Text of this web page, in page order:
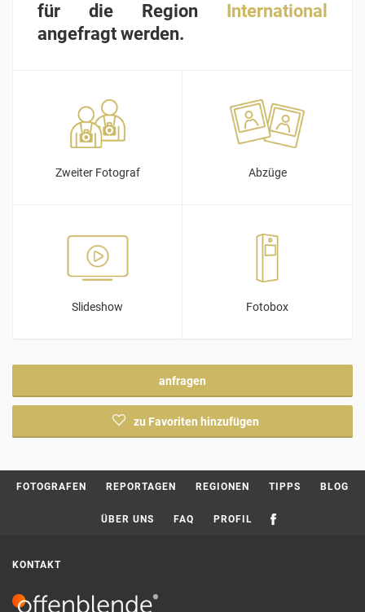
für die Region International
angefragt werden.
Zweiter Fotograf Abzüge
Slideshow Fotobox
anfragen
zu Favoriten hinzufügen
FOTOGRAFEN REPORTAGEN REGIONEN TIPPS BLOG
ÜBER UNS FAQ PROFIL
KONTAKT